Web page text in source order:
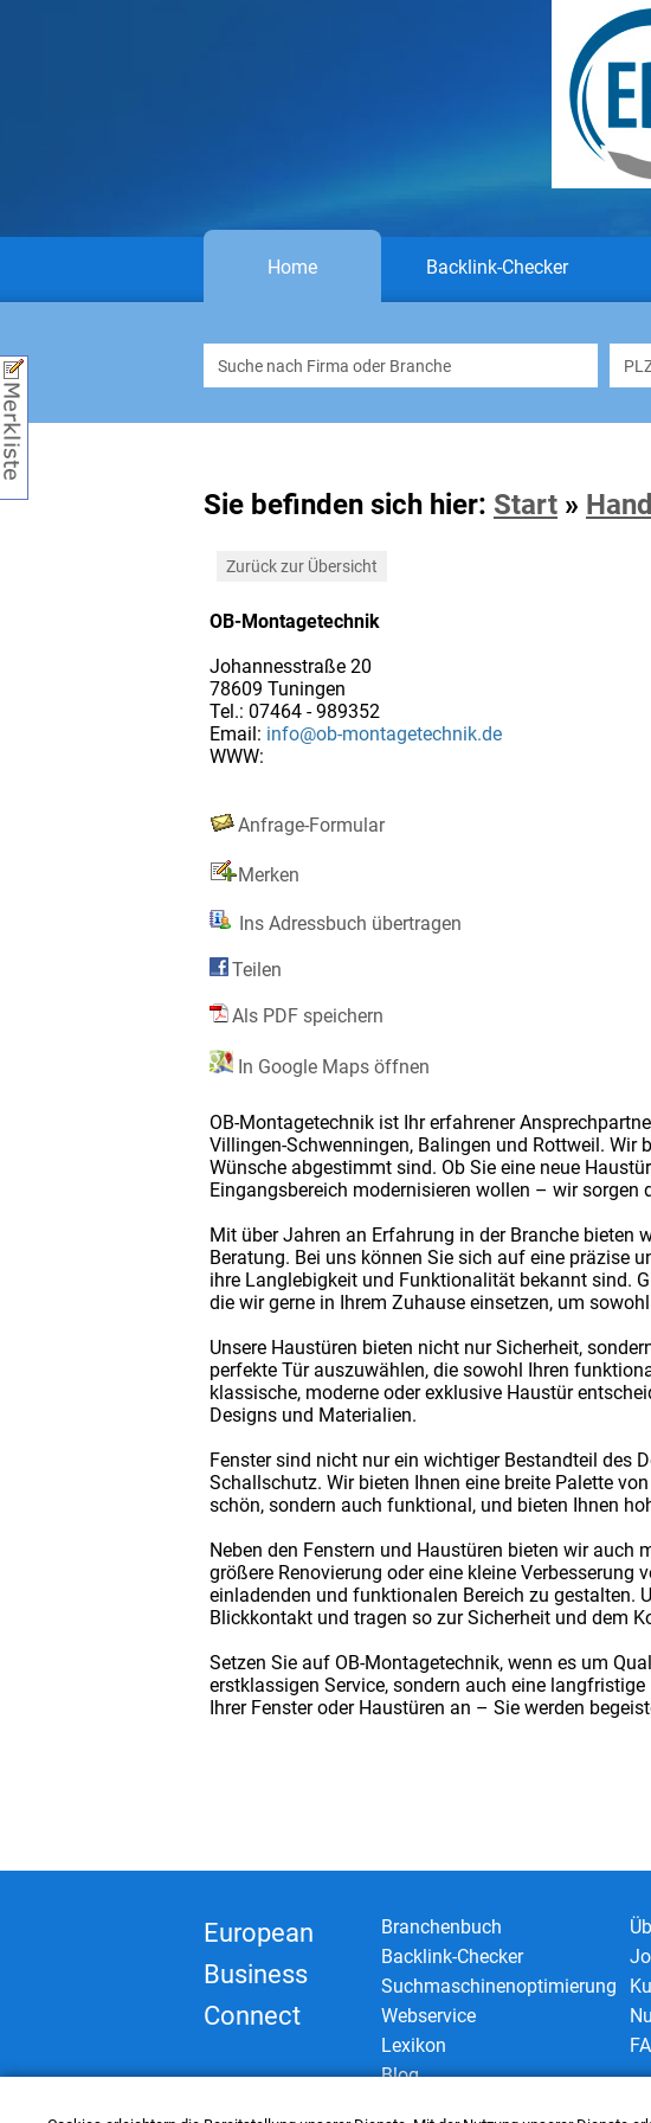
Home Backlink-Checker
Sie befinden sich hier: Start »
Zurück zur Übersicht
OB-Montagetechnik
Johannesstraße 20
78609 Tuningen
Tel.: 07464 - 989352
Email: info@ob-montagetechnik.de
WWW:
Anfrage-Formular
Merken
Ins Adressbuch übertragen
Teilen
Als PDF speichern
In Google Maps öffnen
OB-Montagetechnik ist Ihr erfahrener
Villingen-Schwenningen, Balingen und Rottweil.
Wünsche abgestimmt sind. Ob Sie eine neue
Eingangsbereich modernisieren wollen – wir sorgen
Mit über Jahren an Erfahrung in der Branche bieten
Beratung. Bei uns können Sie sich auf eine präzise
ihre Langlebigkeit und Funktionalität bekannt sind.
die wir gerne in Ihrem Zuhause einsetzen, um
Unsere Haustüren bieten nicht nur Sicherheit,
perfekte Tür auszuwählen, die sowohl Ihren
klassische, moderne oder exklusive Haustür
Designs und Materialien.
Fenster sind nicht nur ein wichtiger Bestandteil des
Schallschutz. Wir bieten Ihnen eine breite Palette
schön, sondern auch funktional, und bieten Ihnen
Neben den Fenstern und Haustüren bieten wir auch
größere Renovierung oder eine kleine
einladenden und funktionalen Bereich zu gestalten.
Blickkontakt und tragen so zur Sicherheit und dem
Setzen Sie auf OB-Montagetechnik, wenn es um
erstklassigen Service, sondern auch eine
Ihrer Fenster oder Haustüren an – Sie werden
European
Business
Connect
Branchenbuch
Backlink-Checker
Suchmaschinenoptimierung
Webservice
Lexikon
Blog